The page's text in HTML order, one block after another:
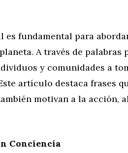
es fundamental para
A través de palabras
y comunidades a
artículo destaca frases
motivan a la acción,
Conciencia